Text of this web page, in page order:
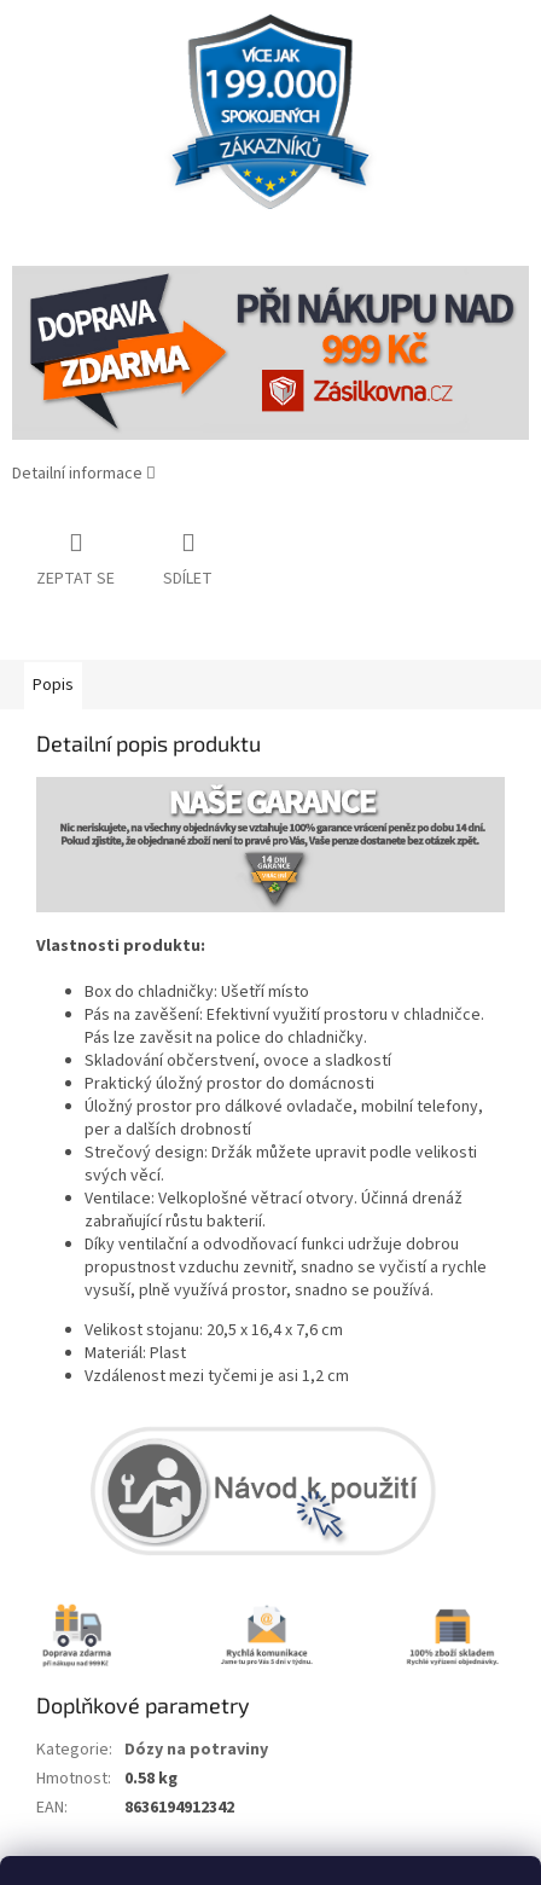
Detailní informace
ZEPTAT SE SDÍLET
Popis
Detailní popis produktu
Vlastnosti produktu:
Box do chladničky: Ušetří místo
Pás na zavěšení: Efektivní využití prostoru v chladničce.
Pás lze zavěsit na police do chladničky.
Skladování občerstvení, ovoce a sladkostí
Praktický úložný prostor do domácnosti
Úložný prostor pro dálkové ovladače, mobilní telefony,
per a dalších drobností
Strečový design: Držák můžete upravit podle velikosti
svých věcí.
Ventilace: Velkoplošné větrací otvory. Účinná drenáž
zabraňující růstu bakterií.
Díky ventilační a odvodňovací funkci udržuje dobrou
propustnost vzduchu zevnitř, snadno se vyčistí a rychle
vysuší, plně využívá prostor, snadno se používá.
Velikost stojanu: 20,5 x 16,4 x 7,6 cm
Materiál: Plast
Vzdálenost mezi tyčemi je asi 1,2 cm
Doplňkové parametry
Kategorie: Dózy na potraviny
Hmotnost:
0.58 kg
EAN: 8636194912342